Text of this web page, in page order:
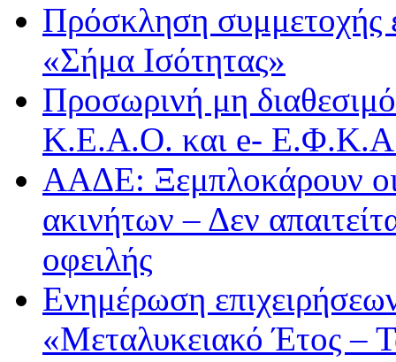
Πρόσκληση συμμετοχής
«Σήμα Ισότητας»
Προσωρινή μη
Κ.Ε.Α.Ο. και e- Ε.Φ.Κ.Α.
ΑΑΔΕ: Ξεμπλοκάρουν οι
ακινήτων – Δεν
οφειλής
Ενημέρωση
«Μεταλυκειακό Έτος –